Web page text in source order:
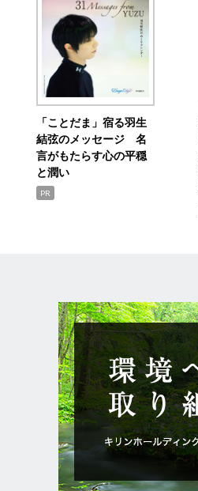
「ことだま」宿る羽生
結弦のメッセージ 名
言がもたらす心の平穏
と潤い
PR